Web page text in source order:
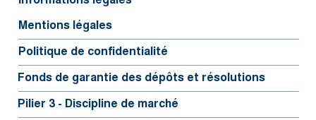
Mentions légales
Politique de confidentialité
Fonds de garantie des dépôts et résolutions
Pilier 3 - Discipline de marché